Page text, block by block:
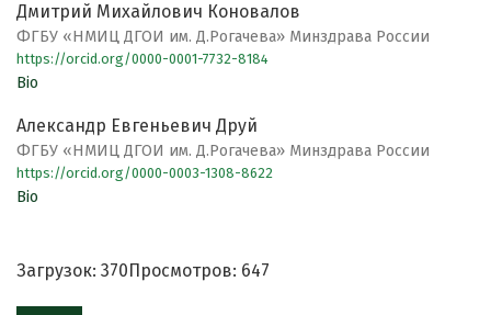
Дмитрий Михайлович Коновалов
ФГБУ «НМИЦ ДГОИ им. Д.Рогачева» Минздрава России
https://orcid.org/0000-0001-7732-8184
Bio
Александр Евгеньевич Друй
ФГБУ «НМИЦ ДГОИ им. Д.Рогачева» Минздрава России
https://orcid.org/0000-0003-1308-8622
Bio
Загрузок: 370 Просмотров: 647